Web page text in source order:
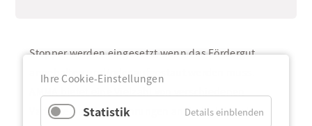
Stopper werden eingesetzt wenn das Fördergut
angehalten und/oder aufgestaut werden muss.
Varianten und Ausführungen an, beispielsweise
Ihre Cookie-Einstellungen
Statistik Details einblenden